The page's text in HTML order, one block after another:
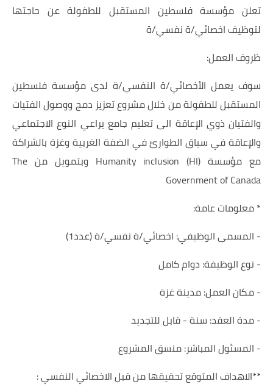
تعلن مؤسسة فلسطين المستقبل للطفولة عن حاجتها
لتوظيف اخصائي/ة نفسي/ة
ظروف العمل:
سوف يعمل الأخصائي/ة النفسي/ة لدى مؤسسة فلسطين
المستقبل للطفولة من خلال مشروع تعزيز دمج ووصول الفتيات
والفتيان ذوي الإعاقة الى تعليم جامع يراعي النوع الاجتماعي
والإعاقة في سياق الطوارئ في الضفة الغربية وغزة بالشراكة
مع مؤسسة Humanity inclusion (HI) وبتمويل من The
Government of Canada
* معلومات عامة:
- المسمى الوظيفي: اخصائي/ة نفسي/ة (عدد1)
- نوع الوظيفة: دوام كامل
- مكان العمل: مدينة غزة
- مدة العقد: سنة - قابل للتجديد
- المسئول المباشر: منسق المشروع
**الاهداف المتوقع تحقيقها من قبل الاخصائي النفسي :